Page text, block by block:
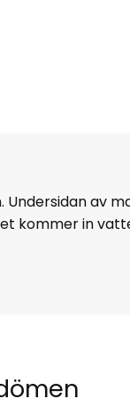
av
kommer in